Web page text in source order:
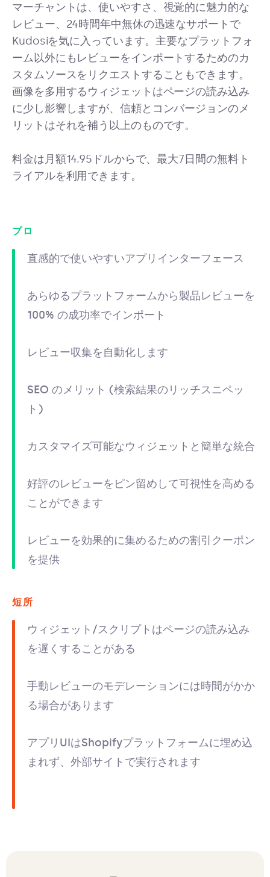
マーチャントは、使いやすさ、視覚的に魅力的な
レビュー、24時間年中無休の迅速なサポートで
Kudosiを気に入っています。主要なプラットフォ
ーム以外にもレビューをインポートするためのカ
スタムソースをリクエストすることもできます。
画像を多用するウィジェットはページの読み込み
に少し影響しますが、信頼とコンバージョンのメ
リットはそれを補う以上のものです。
料金は月額14.95ドルからで、最大7日間の無料ト
ライアルを利用できます。
プロ
直感的で使いやすいアプリインターフェース
あらゆるプラットフォームから製品レビューを
100% の成功率でインポート
レビュー収集を自動化します
SEO のメリット (検索結果のリッチスニペッ
ト)
カスタマイズ可能なウィジェットと簡単な統合
好評のレビューをピン留めして可視性を高める
ことができます
レビューを効果的に集めるための割引クーポン
を提供
短所
ウィジェット/スクリプトはページの読み込み
を遅くすることがある
手動レビューのモデレーションには時間がかか
る場合があります
アプリUIはShopifyプラットフォームに埋め込
まれず、外部サイトで実行されます